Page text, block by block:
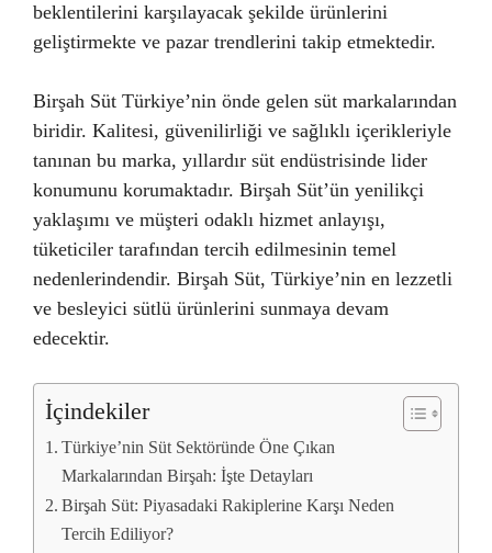
beklentilerini karşılayacak şekilde ürünlerini
geliştirmekte ve pazar trendlerini takip etmektedir.
Birşah Süt Türkiye’nin önde gelen süt markalarından
biridir. Kalitesi, güvenilirliği ve sağlıklı içerikleriyle
tanınan bu marka, yıllardır süt endüstrisinde lider
konumunu korumaktadır. Birşah Süt’ün yenilikçi
yaklaşımı ve müşteri odaklı hizmet anlayışı,
tüketiciler tarafından tercih edilmesinin temel
nedenlerindendir. Birşah Süt, Türkiye’nin en lezzetli
ve besleyici sütlü ürünlerini sunmaya devam
edecektir.
İçindekiler
Türkiye’nin Süt Sektöründe Öne Çıkan
Markalarından Birşah: İşte Detayları
Birşah Süt: Piyasadaki Rakiplerine Karşı Neden
Tercih Ediliyor?